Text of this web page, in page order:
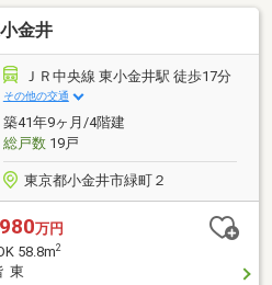
イント・野村不動産旧分譲・南
良好・最上階のため上階からの
せん！・両面バルコニーのため、
ビューの南側バルコニー・北側サ
で有効に活用でき、 風通
が良く乾きます。・ウォークイ
金井
ＪＲ中央線 東小金井駅 徒歩17分
その他の交通
築41年9ヶ月/4階建
総戸数19戸
東京都小金井市緑町２
万円
58.8m2
東